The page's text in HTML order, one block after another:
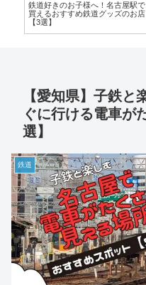
小学校外国語活動・外国語 中学
校英語 すぐに使えるデジタルビ
ンゴカード教材
【愛知県】子鉄と
ぐに行ける電車が
選】
鉄道